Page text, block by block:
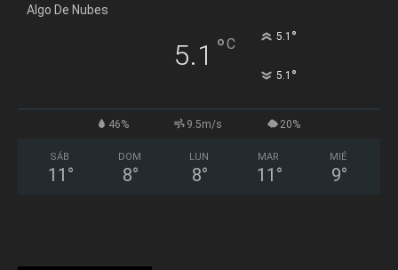
Algo De Nubes
5.1 °C 5.1 °
5.1 °
46% 9.5m/s 20%
SÁB
11 °
DOM
8°
LUN
8°
MAR
11 °
MIÉ
9°